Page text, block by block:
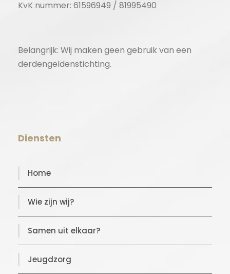
KvK nummer: 61596949 / 81995490
Belangrijk: Wij maken geen gebruik van een
derdengeldenstichting.
Diensten
Home
Wie zijn wij?
Samen uit elkaar?
Jeugdzorg